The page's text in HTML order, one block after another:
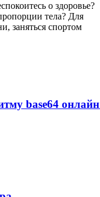
о здоровье?
тела? Для
заняться спортом
base64